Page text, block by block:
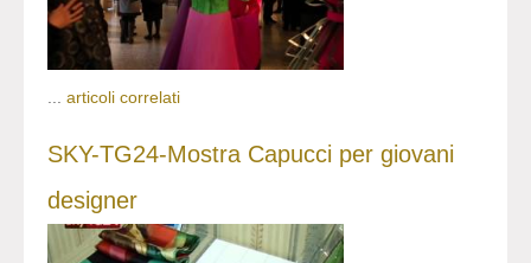
... articoli correlati
SKY-TG24-Mostra Capucci per giovani
designer